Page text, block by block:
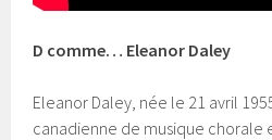
D comme… Eleanor Daley
Eleanor Daley, née le 21 avril
canadienne de musique chorale